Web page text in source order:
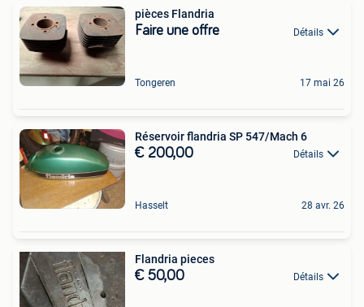
pièces Flandria
Faire une offre Détails
Tongeren 17 mai 26
Réservoir flandria SP 547/Mach 6
€ 200,00 Détails
Hasselt 28 avr. 26
Flandria pieces
€ 50,00 Détails